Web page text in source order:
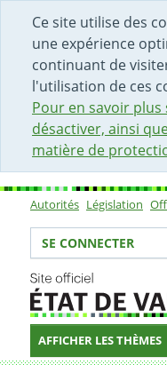
Ce site utilise des
une expérience
continuant de
l'utilisation de ces
Pour en savoir
désactiver, ainsi
matière de
DÉBUT DU
ACCÈS AU CHAMP
PAGE D'ACCUEIL
FORMULAIRE DE
Sous-
Autorités Législation
Votre
SE CONNECTER
AFFICHER LES THÈMES